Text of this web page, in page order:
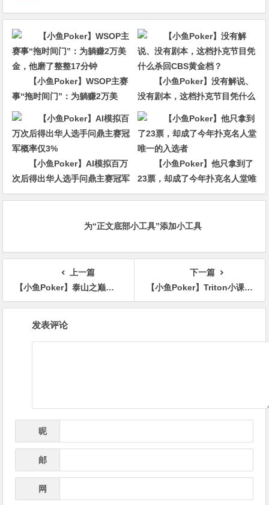
【小鱼Poker】WSOP主赛
事“拖时间门”：为躺赚2万美
金，他磨了整整17分钟
【小鱼Poker】没有解说、
没有剧本，这档扑克节目凭什么
杀回CBS黄金档？
【小鱼Poker】AI模拟百万
次后得出华人选手问鼎主赛冠军
概率仅3%
【小鱼Poker】他只拿到了
23票，却成了今年扑克名人堂唯
一的入选者
为“正文底部小工具”添加小工具
上一篇
【小鱼Poker】泰山之巅扑克系列赛第三日｜泰山女儿茶飘香赛场，主赛乙组鸣锣开战，杨朝晖携手46人晋级复赛，多场附赛轮番开打
下一篇
【小鱼Poker】Triton小课堂 | 功能卓越的Triton Poker Plus如今再次全面升级！
发表评论
昵
邮
网